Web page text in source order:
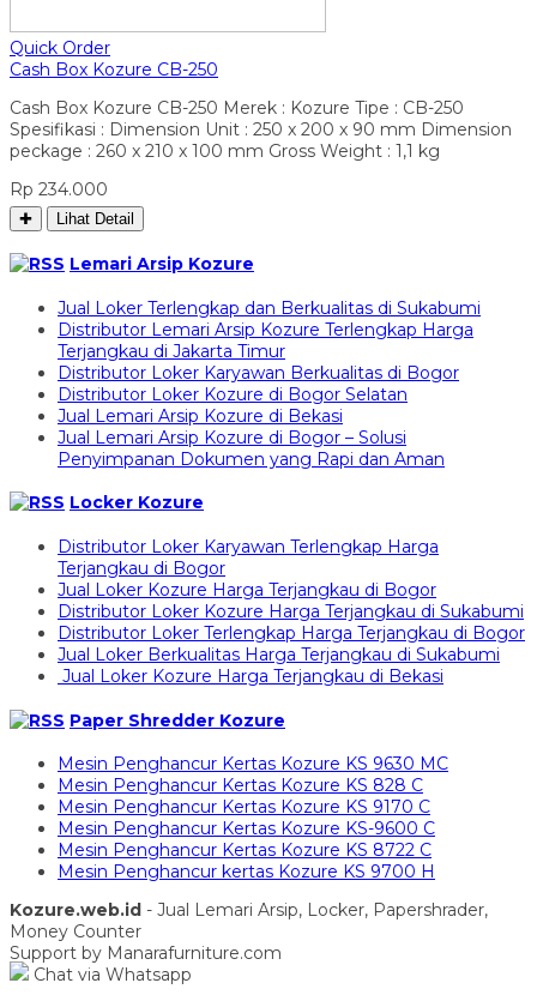
Quick Order
Cash Box Kozure CB-250
Cash Box Kozure CB-250 Merek : Kozure Tipe : CB-250
Spesifikasi : Dimension Unit : 250 x 200 x 90 mm Dimension
peckage : 260 x 210 x 100 mm Gross Weight : 1,1 kg
Rp 234.000
✚ Lihat Detail
Lemari Arsip Kozure
Jual Loker Terlengkap dan Berkualitas di Sukabumi
Distributor Lemari Arsip Kozure Terlengkap Harga
Terjangkau di Jakarta Timur
Distributor Loker Karyawan Berkualitas di Bogor
Distributor Loker Kozure di Bogor Selatan
Jual Lemari Arsip Kozure di Bekasi
Jual Lemari Arsip Kozure di Bogor – Solusi
Penyimpanan Dokumen yang Rapi dan Aman
Locker Kozure
Distributor Loker Karyawan Terlengkap Harga
Terjangkau di Bogor
Jual Loker Kozure Harga Terjangkau di Bogor
Distributor Loker Kozure Harga Terjangkau di Sukabumi
Distributor Loker Terlengkap Harga Terjangkau di Bogor
Jual Loker Berkualitas Harga Terjangkau di Sukabumi
Jual Loker Kozure Harga Terjangkau di Bekasi
Paper Shredder Kozure
Mesin Penghancur Kertas Kozure KS 9630 MC
Mesin Penghancur Kertas Kozure KS 828 C
Mesin Penghancur Kertas Kozure KS 9170 C
Mesin Penghancur Kertas Kozure KS-9600 C
Mesin Penghancur Kertas Kozure KS 8722 C
Mesin Penghancur kertas Kozure KS 9700 H
Kozure.web.id - Jual Lemari Arsip, Locker, Papershrader,
Money Counter
Support by Manarafurniture.com
Chat via Whatsapp